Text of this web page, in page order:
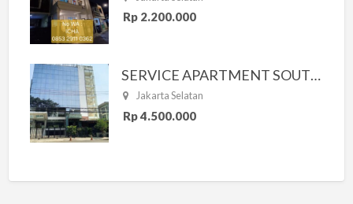
Rp 2.200.000
SERVICE APARTMENT SOUTH RESIDENCE
Jakarta Selatan
Rp 4.500.000